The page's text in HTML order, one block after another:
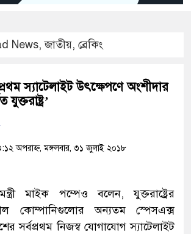
News,জাতীয়, ব্রেকিং
স্যাটেলাইট উৎক্ষেপণে অংশীদার
অপরাহ্ন, মঙ্গলবার, ৩১ জুলাই ২০১৮
মাইক পম্পেও বলেন, যুক্তরাষ্ট্রের
কোম্পানিগুলোর অন্যতম স্পেসএক্স
সর্বপ্রথম নিজস্ব যোগাযোগ স্যাটেলাইট